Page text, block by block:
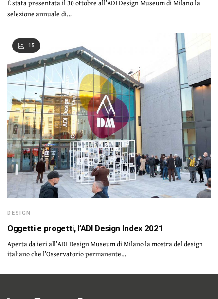
È stata presentata il 30 ottobre all’ADI Design Museum di Milano la
selezione annuale di…
15
DESIGN
Oggetti e progetti, l’ADI Design Index 2021
Aperta da ieri all’ADI Design Museum di Milano la mostra del design
italiano che l’Osservatorio permanente…